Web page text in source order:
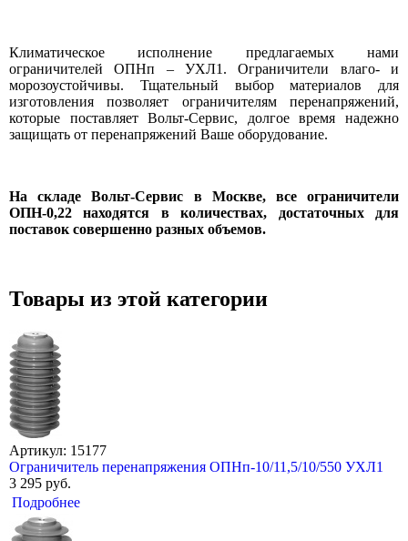
Климатическое исполнение предлагаемых нами
ограничителей ОПНп – УХЛ1. Ограничители влаго- и
морозоустойчивы. Тщательный выбор материалов для
изготовления позволяет ограничителям перенапряжений,
которые поставляет Вольт-Сервис, долгое время надежно
защищать от перенапряжений Ваше оборудование.
На складе Вольт-Сервис в Москве, все ограничители
ОПН-0,22 находятся в количествах, достаточных для
поставок совершенно разных объемов.
Товары из этой категории
Артикул: 15177
Ограничитель перенапряжения ОПНп-10/11,5/10/550 УХЛ1
3 295 руб.
Подробнее